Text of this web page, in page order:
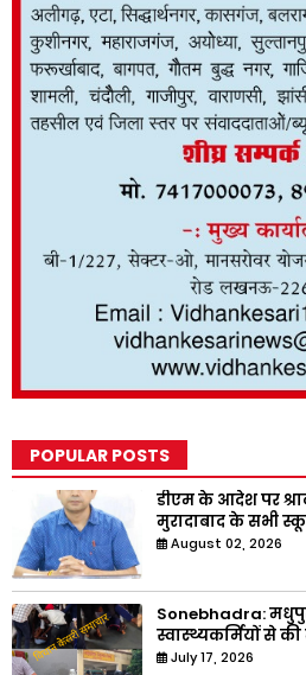
POPULAR POSTS
डीएम के आदेश पर
मुरादाबाद के सभी
August 02, 2026
Sonebhadra:
स्वास्थ्यकर्मियों से
July 17, 2026